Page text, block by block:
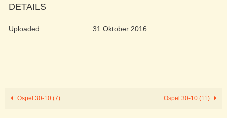
DETAILS
Uploaded 31 Oktober 2016
Ospel 30-10 (7) Ospel 30-10 (11)